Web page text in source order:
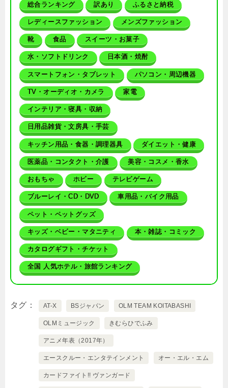
総合ランキング 訳あり ふるさと納税
レディースファッション メンズファッション
靴 食品 スイーツ・お菓子
水・ソフトドリンク 日本酒・焼酎
スマートフォン・タブレット パソコン・周辺機器
TV・オーディオ・カメラ 家電
インテリア・寝具・収納
日用品雑貨・文房具・手芸
キッチン用品・食器・調理器具 ダイエット・健康
医薬品・コンタクト・介護 美容・コスメ・香水
おもちゃ ホビー テレビゲーム
ブルーレイ・CD・DVD 車用品・バイク用品
ペット・ペットグッズ
キッズ・ベビー・マタニティ 本・雑誌・コミック
カタログギフト・チケット
全国 人気ホテル・旅館ランキング
タグ AT-X BSジャパン OLM TEAM KOITABASHI
OLMミュージック きむらひでふみ
アニメ年表（2017年）
エースクルー・エンタテインメント オー・エル・エム
カードファイト!! ヴァンガード